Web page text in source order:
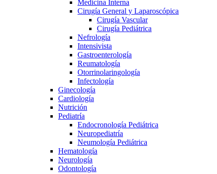
Medicina Interna
Cirugía General y Laparoscópica
Cirugía Vascular
Cirugía Pediátrica
Nefrología
Intensivista
Gastroenterología
Reumatología
Otorrinolaringología
Infectología
Ginecología
Cardiología
Nutrición
Pediatría
Endocronología Pediátrica
Neuropediatría
Neumología Pediátrica
Hematología
Neurología
Odontología